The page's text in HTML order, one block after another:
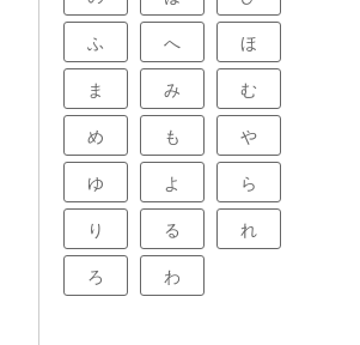
ふ へ ほ
ま み む
め も や
ゆ よ ら
り る れ
ろ わ